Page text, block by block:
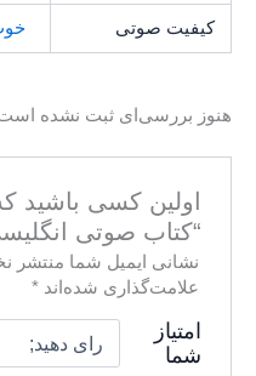
کیفیت صوتی
هنوز بررسی‌ای ثبت نشده
اولین کسی باشید
“کتاب صوتی
نشانی ایمیل شما منتشر
علامت‌گذاری شده‌اند*
امتیاز
شما